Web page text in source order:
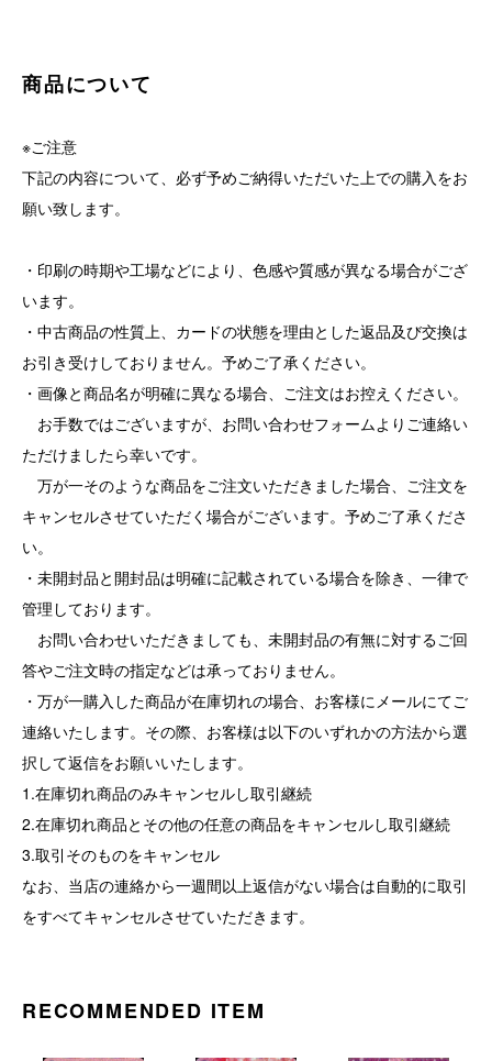
商品について
※ご注意
下記の内容について、必ず予めご納得いただいた上での購入をお
願い致します。
・印刷の時期や工場などにより、色感や質感が異なる場合がござ
います。
・中古商品の性質上、カードの状態を理由とした返品及び交換は
お引き受けしておりません。予めご了承ください。
・画像と商品名が明確に異なる場合、ご注文はお控えください。
お手数ではございますが、お問い合わせフォームよりご連絡い
ただけましたら幸いです。
万が一そのような商品をご注文いただきました場合、ご注文を
キャンセルさせていただく場合がございます。予めご了承くださ
い。
・未開封品と開封品は明確に記載されている場合を除き、一律で
管理しております。
お問い合わせいただきましても、未開封品の有無に対するご回
答やご注文時の指定などは承っておりません。
・万が一購入した商品が在庫切れの場合、お客様にメールにてご
連絡いたします。その際、お客様は以下のいずれかの方法から選
択して返信をお願いいたします。
1.在庫切れ商品のみキャンセルし取引継続
2.在庫切れ商品とその他の任意の商品をキャンセルし取引継続
3.取引そのものをキャンセル
なお、当店の連絡から一週間以上返信がない場合は自動的に取引
をすべてキャンセルさせていただきます。
RECOMMENDED ITEM